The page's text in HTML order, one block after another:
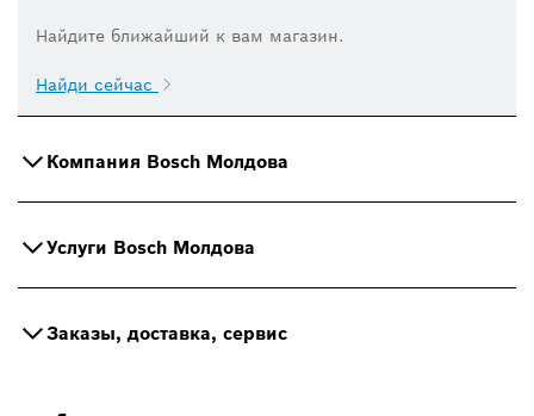
Найдите ближайший к вам магазин.
Найди сейчас
Компания Bosch Молдова
Услуги Bosch Молдова
Заказы, доставка, сервис